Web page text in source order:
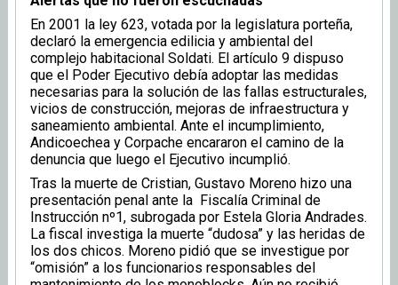
En 2001 la ley 623, votada por la legislatura porteña,
declaró la emergencia edilicia y ambiental del
complejo habitacional Soldati. El artículo 9 dispuso
que el Poder Ejecutivo debía adoptar las medidas
necesarias para la solución de las fallas estructurales,
vicios de construcción, mejoras de infraestructura y
saneamiento ambiental. Ante el incumplimiento,
Andicoechea y Corpache encararon el camino de la
denuncia que luego el Ejecutivo incumplió.
Tras la muerte de Cristian, Gustavo Moreno hizo una
presentación penal ante la Fiscalía Criminal de
Instrucción nº1, subrogada por Estela Gloria Andrades.
La fiscal investiga la muerte “dudosa” y las heridas de
los dos chicos. Moreno pidió que se investigue por
“omisión” a los funcionarios responsables del